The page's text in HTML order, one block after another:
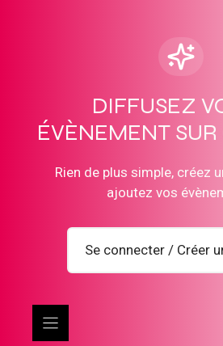
DIFFUSEZ
ÉVÈNEMENT
Rien de plus simple, créez
ajoutez vos
Se connecter / Créer